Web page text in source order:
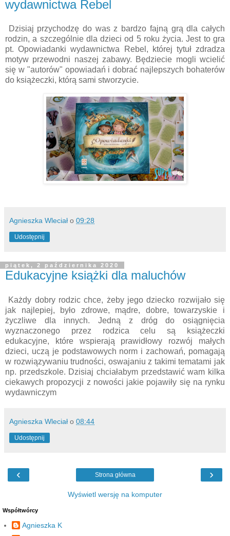
wydawnictwa Rebel
Dzisiaj przychodzę do was z bardzo fajną grą dla całych
rodzin, a szczególnie dla dzieci od 5 roku życia. Jest to gra
pt. Opowiadanki wydawnictwa Rebel, której tytuł zdradza
motyw przewodni naszej zabawy. Będziecie mogli wcielić
się w "autorów" opowiadań i dobrać najlepszych bohaterów
do książeczki, którą sami stworzycie.
Agnieszka Wleciał o 09:28
Udostępnij
piątek, 2 października 2020
Edukacyjne książki dla maluchów
Każdy dobry rodzic chce, żeby jego dziecko rozwijało się
jak najlepiej, było zdrowe, mądre, dobre, towarzyskie i
życzliwe dla innych. Jedną z dróg do osiągnięcia
wyznaczonego przez rodzica celu są książeczki
edukacyjne, które wspierają prawidłowy rozwój małych
dzieci, uczą je podstawowych norm i zachowań, pomagają
w rozwiązywaniu trudności, oswajaniu z takimi tematami jak
np. przedszkole. Dzisiaj chciałabym przedstawić wam kilka
ciekawych propozycji z nowości jakie pojawiły się na rynku
wydawniczym
Agnieszka Wleciał o 08:44
Udostępnij
‹ ›
Strona główna
Wyświetl wersję na komputer
Współtwórcy
Agnieszka K